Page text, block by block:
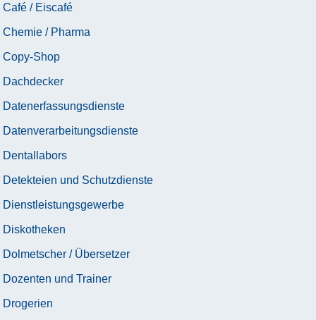
Café / Eiscafé
Chemie / Pharma
Copy-Shop
Dachdecker
Datenerfassungsdienste
Datenverarbeitungsdienste
Dentallabors
Detekteien und Schutzdienste
Dienstleistungsgewerbe
Diskotheken
Dolmetscher / Übersetzer
Dozenten und Trainer
Drogerien